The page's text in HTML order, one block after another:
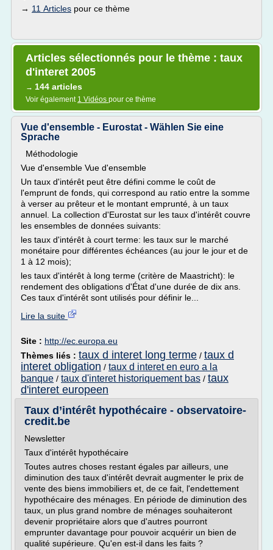
→ 11 Articles pour ce thème
Articles sélectionnés pour le thème : taux
d'interet 2005
→ 144 articles
Voir également 1 Vidéos pour ce thème
Vue d'ensemble - Eurostat - Wählen Sie eine
Sprache
Méthodologie
Vue d'ensemble Vue d'ensemble
Un taux d'intérêt peut être défini comme le coût de
l'emprunt de fonds, qui correspond au ratio entre la somme
à verser au prêteur et le montant emprunté, à un taux
annuel. La collection d'Eurostat sur les taux d'intérêt couvre
les ensembles de données suivants:
les taux d'intérêt à court terme: les taux sur le marché
monétaire pour différentes échéances (au jour le jour et de
1 à 12 mois);
les taux d'intérêt à long terme (critère de Maastricht): le
rendement des obligations d'État d'une durée de dix ans.
Ces taux d'intérêt sont utilisés pour définir le...
Lire la suite
Site : http://ec.europa.eu
Thèmes liés : taux d interet long terme / taux d
interet obligation / taux d interet en euro a la
banque / taux d'interet historiquement bas / taux
d'interet europeen
Taux d’intérêt hypothécaire - observatoire-
credit.be
Newsletter
Taux d'intérêt hypothécaire
Toutes autres choses restant égales par ailleurs, une
diminution des taux d'intérêt devrait augmenter le prix de
vente des biens immobiliers et, de ce fait, l'endettement
hypothécaire des ménages. En période de diminution des
taux, un plus grand nombre de ménages souhaiteront
devenir propriétaire alors que d'autres pourront
emprunter davantage pour pouvoir acquérir un bien de
qualité supérieure. Qu'en est-il dans les faits ?